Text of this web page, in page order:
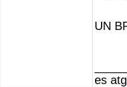
UN
es